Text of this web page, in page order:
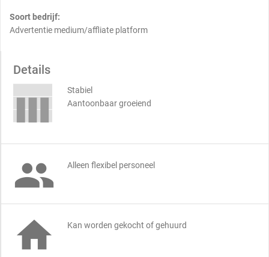
Soort bedrijf:
Advertentie medium/affliate platform
Details
Stabiel
Aantoonbaar groeiend
 Alleen flexibel personeel
 Kan worden gekocht of gehuurd